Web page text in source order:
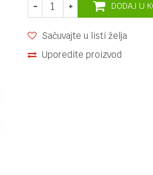
DODAJ U
Sačuvajte u listi želja
Uporedite proizvod